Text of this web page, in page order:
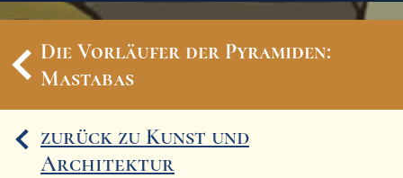
Schulmaterialien
Ereignisse
Lucys Wissensbox
Die Vorläufer der Pyramiden:
Mastabas
zurück zu Kunst und
Architektur